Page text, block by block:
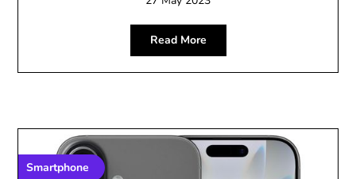
Read More
Smartphone